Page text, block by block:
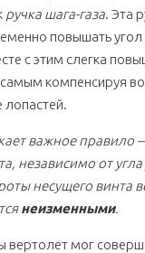
ручка шага-газа. Эта
повышать угол
с этим слегка
самым компенсируя
лопастей.
важное правило
независимо от угла
несущего винта
неизменными.
вертолет мог